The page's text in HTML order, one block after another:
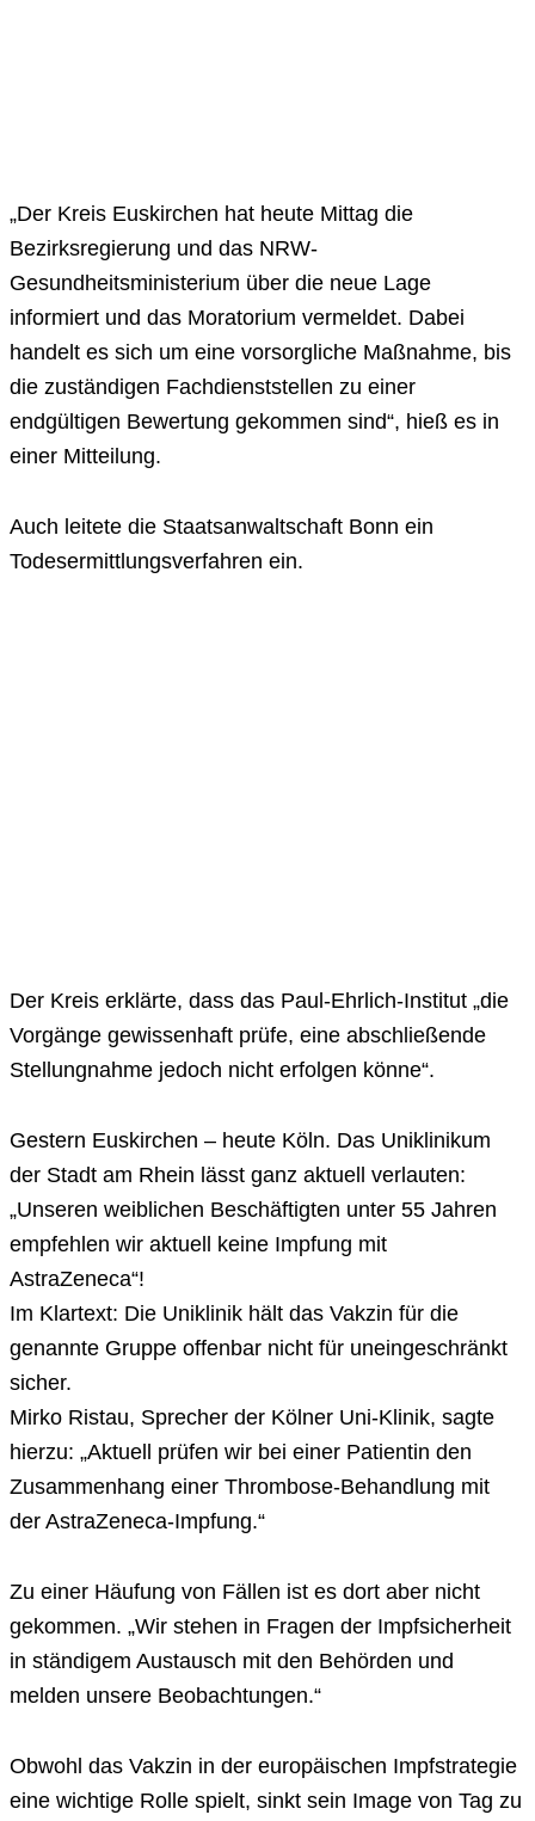
„Der Kreis Euskirchen hat heute Mittag die
Bezirksregierung und das NRW-
Gesundheitsministerium über die neue Lage
informiert und das Moratorium vermeldet. Dabei
handelt es sich um eine vorsorgliche Maßnahme, bis
die zuständigen Fachdienststellen zu einer
endgültigen Bewertung gekommen sind“, hieß es in
einer Mitteilung.
Auch leitete die Staatsanwaltschaft Bonn ein
Todesermittlungsverfahren ein.
Der Kreis erklärte, dass das Paul-Ehrlich-Institut „die
Vorgänge gewissenhaft prüfe, eine abschließende
Stellungnahme jedoch nicht erfolgen könne“.
Gestern Euskirchen – heute Köln. Das Uniklinikum
der Stadt am Rhein lässt ganz aktuell verlauten:
„Unseren weiblichen Beschäftigten unter 55 Jahren
empfehlen wir aktuell keine Impfung mit
AstraZeneca“!
Im Klartext: Die Uniklinik hält das Vakzin für die
genannte Gruppe offenbar nicht für uneingeschränkt
sicher.
Mirko Ristau, Sprecher der Kölner Uni-Klinik, sagte
hierzu: „Aktuell prüfen wir bei einer Patientin den
Zusammenhang einer Thrombose-Behandlung mit
der AstraZeneca-Impfung.“
Zu einer Häufung von Fällen ist es dort aber nicht
gekommen. „Wir stehen in Fragen der Impfsicherheit
in ständigem Austausch mit den Behörden und
melden unsere Beobachtungen.“
Obwohl das Vakzin in der europäischen Impfstrategie
eine wichtige Rolle spielt, sinkt sein Image von Tag zu